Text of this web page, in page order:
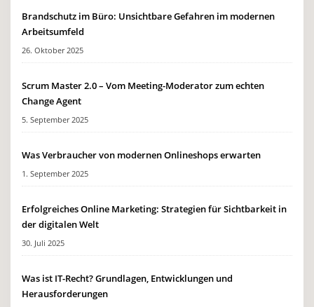
Brandschutz im Büro: Unsichtbare Gefahren im modernen
Arbeitsumfeld
26. Oktober 2025
Scrum Master 2.0 – Vom Meeting-Moderator zum echten
Change Agent
5. September 2025
Was Verbraucher von modernen Onlineshops erwarten
1. September 2025
Erfolgreiches Online Marketing: Strategien für Sichtbarkeit in
der digitalen Welt
30. Juli 2025
Was ist IT-Recht? Grundlagen, Entwicklungen und
Herausforderungen